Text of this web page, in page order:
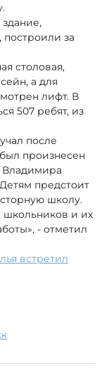
за
столовая,
а для
лифт. В
507 ребят, из
после
произнесен
Владимира
предстоит
школу.
школьников и их
- отметил
встретил